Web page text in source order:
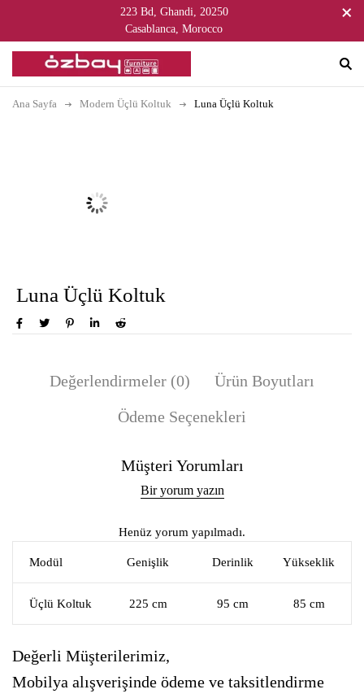
223 Bd, Ghandi, 20250
Casablanca, Morocco
Ana Sayfa Modern Üçlü Koltuk Luna Üçlü Koltuk
Luna Üçlü Koltuk
Değerlendirmeler (0)
Ürün Boyutları
Ödeme Seçenekleri
Müşteri Yorumları
Bir yorum yazın
Henüz yorum yapılmadı.
Modül Genişlik Derinlik Yükseklik
Üçlü Koltuk 225 cm 95 cm 85 cm
Değerli Müşterilerimiz,
Mobilya alışverişinde ödeme ve taksitlendirme